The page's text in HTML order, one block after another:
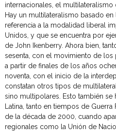
internacionales, el multilateralismo
Hay un multilateralismo basado
referencia a la modalidad liberal
Unidos, y que se encuentra por
de John Ikenberry. Ahora bien,
sesenta, con el movimiento de los
a partir de finales de los años
noventa, con el inicio de la
constatan otros tipos de
sino multipolares. Esto también se
Latina, tanto en tiempos de
de la década de 2000, cuando
regionales como la Unión de